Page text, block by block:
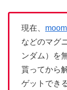
現在、
などのマグ
ンダム）を
貰ってから
ゲットでき